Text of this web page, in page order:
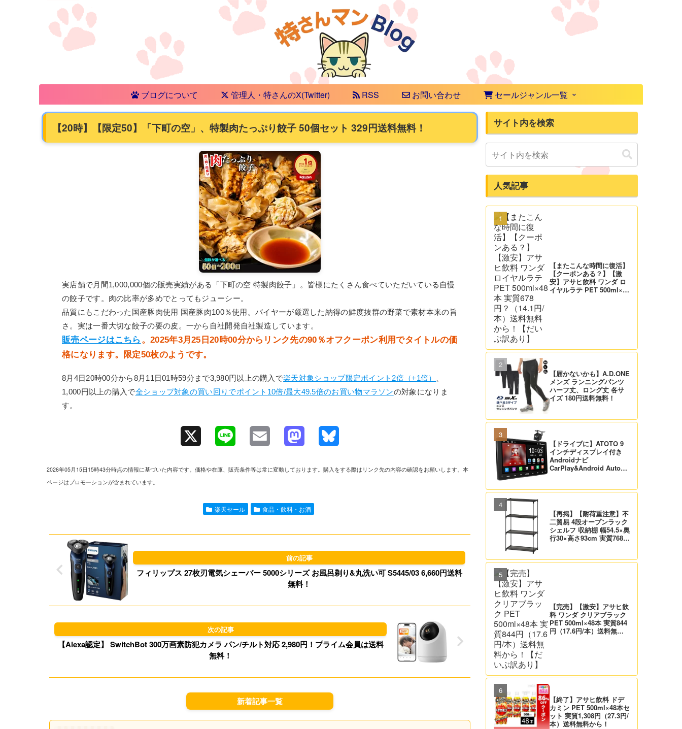
ブログについて 管理人・特さんのX(Twitter) RSS お問い合わせ セールジャンル一覧
【20時】【限定50】「下町の空」、特製肉たっぷり餃子 50個セット 329円送料無料！
実店舗で月間1,000,000個の販売実績がある「下町の空 特製肉餃子」。皆様にたくさん食べていただいている自慢
の餃子です。肉の比率が多めでとってもジューシー。
品質にもこだわった国産豚肉使用 国産豚肉100％使用。バイヤーが厳選した納得の鮮度抜群の野菜で素材本来の旨
さ。実は一番大切な餃子の要の皮。一から自社開発自社製造しています。
販売ページはこちら 。2025年3月25日20時00分からリンク先の90％オフクーポン利用でタイトルの価
格になります。限定50枚のようです。
8月4日20時00分から8月11日01時59分まで3,980円以上の購入で楽天対象ショップ限定ポイント2倍（+1倍）
1,000円以上の購入で全ショップ対象の買い回りでポイント10倍/最大49.5倍のお買い物マラソンの対象になりま
す。
l o
d
o
n
k
2026年05月15日15時43分時点の情報に基づいた内容です。価格や在庫、販売条件等は常に変動しております。購入をする際はリンク先の内容の確認をお願いします。本
ページはプロモーションが含まれています。
楽天セール 食品・飲料・お酒
フィリップス 27枚刃電気シェーバー 5000シリーズ お風呂剃り&丸洗い可 S5445/03 6,660円送料
無料！
【Alexa認定】 SwitchBot 300万画素防犯カメラ パン/チルト対応 2,980円！プライム会員は送料
無料！
新着記事一覧
サイト内を検索
人気記事
【またこんな時間に復活】
【クーポンある？】【激
安】アサヒ飲料 ワンダ ロ
イヤルラテ PET 500ml×48
【届かないかも】A.D.ONE
メンズ ランニングパンツ
ハーフ丈、ロング丈 各サ
イズ 180円送料無料！
【ドライブに】ATOTO 9
インチディスプレイ付き
Androidナビ
CarPlay&Android Auto対
【再掲】【耐荷重注意】不
二貿易 4段オープンラック
シェルフ 収納棚 幅54.5×奥
行30×高さ93cm 実質768
【完売】【激安】アサヒ飲
料 ワンダ クリアブラック
PET 500ml×48本 実質844
円（17.6円/本）送料無料
【終了】アサヒ飲料 ドデ
カミン PET 500ml×48本セ
ット 実質1,308円（27.3円/
本）送料無料から！